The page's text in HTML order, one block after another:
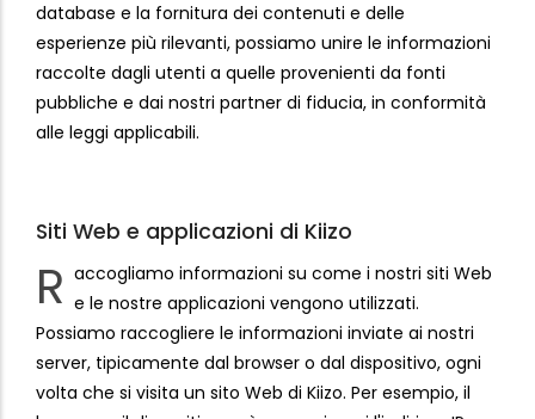
database e la fornitura dei contenuti e delle
esperienze più rilevanti, possiamo unire le informazioni
raccolte dagli utenti a quelle provenienti da fonti
pubbliche e dai nostri partner di fiducia, in conformità
alle leggi applicabili.
Siti Web e applicazioni di Kiizo
R accogliamo informazioni su come i nostri siti Web
e le nostre applicazioni vengono utilizzati.
Possiamo raccogliere le informazioni inviate ai nostri
server, tipicamente dal browser o dal dispositivo, ogni
volta che si visita un sito Web di Kiizo. Per esempio, il